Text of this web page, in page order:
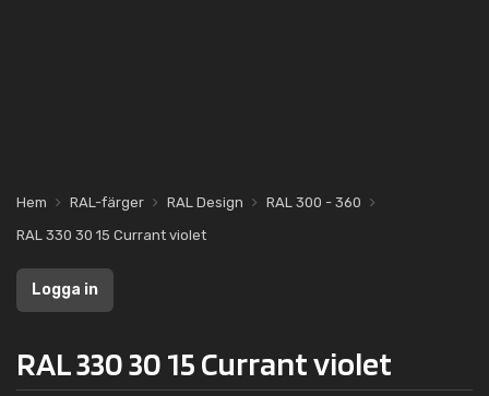
Hem RAL-färger RAL Design
RAL 300 - 360
RAL 330 30 15 Currant violet
Logga in
RAL 330 30 15 Currant violet